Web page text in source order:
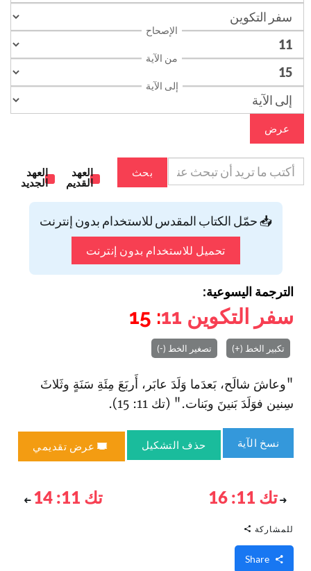
الإصحاح
من الآية
إلى الآية
عرض
بحث
العهد
القديم
العهد
الجديد
📥 حمّل الكتاب المقدس للاستخدام بدون إنترنت
تحميل للاستخدام بدون إنترنت
الترجمة اليسوعية:
سفر التكوين 11
: 15
تكبير الخط (+) تصغير الخط (-)
"وعاشَ شالَح، بَعدَما وَلَدَ عابَر، أَربَعَ مِئَةِ سَنَةٍ وثَلاثَ
سِنين فوَلَدَ بَنينَ وبَنات." (تك 11: 15).
نسخ الآية حذف التشكيل عرض تقديمي
تك 11: 16 تك 11: 14
للمشاركة